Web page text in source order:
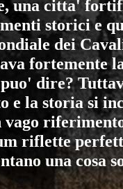
una citta'
storici e
dei
fortemente
dire?
e la storia si
riflette
una cosa